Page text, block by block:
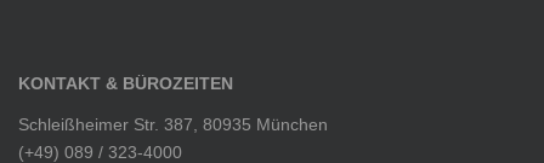
KONTAKT & BÜROZEITEN
Schleißheimer Str. 387, 80935 München
(+49) 089 / 323-4000